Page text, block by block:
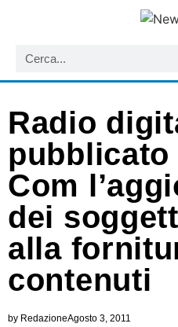
Radio
pubblicato
Com
dei
alla
contenuti
by RedazioneAgosto 3, 2011